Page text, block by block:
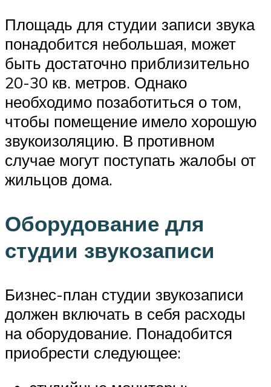
Площадь для студии записи звука
понадобится небольшая, может
быть достаточно приблизительно
20-30 кв. метров. Однако
необходимо позаботиться о том,
чтобы помещение имело хорошую
звукоизоляцию. В противном
случае могут поступать жалобы от
жильцов дома.
Оборудование для
студии звукозаписи
Бизнес-план студии звукозаписи
должен включать в себя расходы
на оборудование. Понадобится
приобрести следующее: